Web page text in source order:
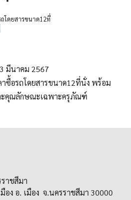
โดยสารขนาด12ที่
มีนาคม 2567
าซื้อรถโดยสารขนาด12ที่นั่ง พร้อม
ะคุณลักษณะเฉพาะครุภัณฑ์
าชสีมา
อง อ. เมือง จ.นครราชสีมา 30000